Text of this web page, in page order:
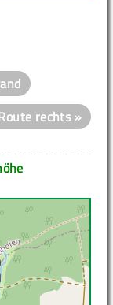
rechts »